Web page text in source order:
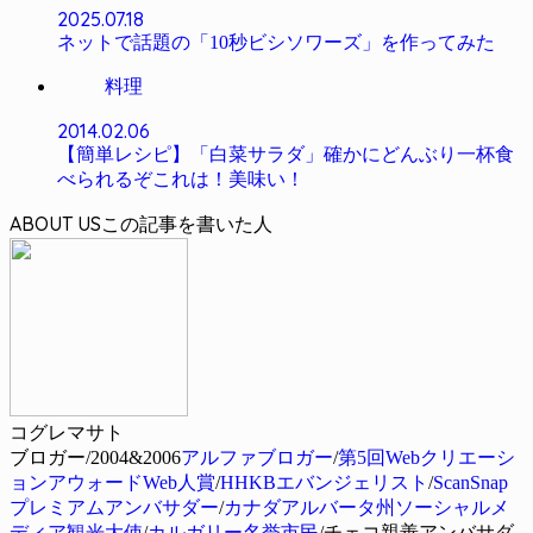
2025.07.18
ネットで話題の「10秒ビシソワーズ」を作ってみた
料理
2014.02.06
【簡単レシピ】「白菜サラダ」確かにどんぶり一杯食
べられるぞこれは！美味い！
ABOUT US
コグレマサト
ブロガー/2004&2006アルファブロガー/第5回Webクリエーシ
ョンアウォードWeb人賞/HHKBエバンジェリスト /ScanSnap
プレミアムアンバサダー/カナダアルバータ州ソーシャルメ